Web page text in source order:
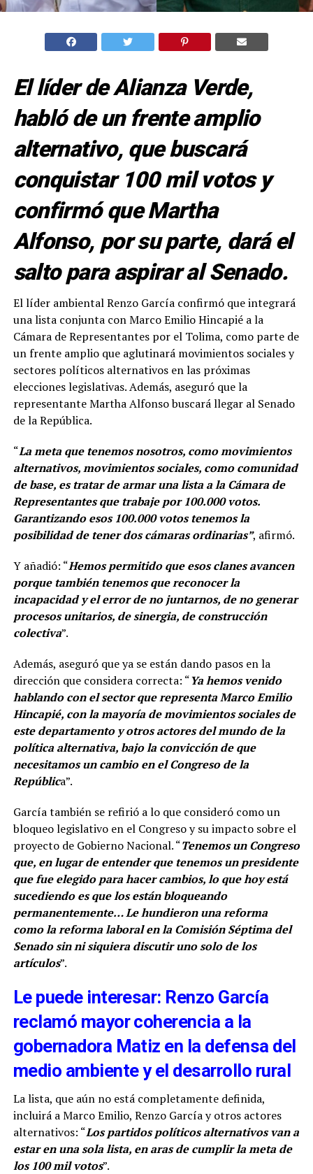
El líder de Alianza Verde,
habló de un frente amplio
alternativo, que buscará
conquistar 100 mil votos y
confirmó que Martha
Alfonso, por su parte, dará el
salto para aspirar al Senado.
El líder ambiental Renzo García confirmó que integrará
una lista conjunta con Marco Emilio Hincapié a la
Cámara de Representantes por el Tolima, como parte de
un frente amplio que aglutinará movimientos sociales y
sectores políticos alternativos en las próximas
elecciones legislativas. Además, aseguró que la
representante Martha Alfonso buscará llegar al Senado
de la República.
“La meta que tenemos nosotros, como movimientos
alternativos, movimientos sociales, como comunidad
de base, es tratar de armar una lista a la Cámara de
Representantes que trabaje por 100.000 votos.
Garantizando esos 100.000 votos tenemos la
posibilidad de tener dos cámaras ordinarias”, afirmó.
Y añadió: “Hemos permitido que esos clanes avancen
porque también tenemos que reconocer la
incapacidad y el error de no juntarnos, de no generar
procesos unitarios, de sinergia, de construcción
colectiva”.
Además, aseguró que ya se están dando pasos en la
dirección que considera correcta: “Ya hemos venido
hablando con el sector que representa Marco Emilio
Hincapié, con la mayoría de movimientos sociales de
este departamento y otros actores del mundo de la
política alternativa, bajo la convicción de que
necesitamos un cambio en el Congreso de la
República”.
García también se refirió a lo que consideró como un
bloqueo legislativo en el Congreso y su impacto sobre el
proyecto de Gobierno Nacional. “Tenemos un Congreso
que, en lugar de entender que tenemos un presidente
que fue elegido para hacer cambios, lo que hoy está
sucediendo es que los están bloqueando
permanentemente… Le hundieron una reforma
como la reforma laboral en la Comisión Séptima del
Senado sin ni siquiera discutir uno solo de los
artículos”.
Le puede interesar: Renzo García
reclamó mayor coherencia a la
gobernadora Matiz en la defensa del
medio ambiente y el desarrollo rural
La lista, que aún no está completamente definida,
incluirá a Marco Emilio, Renzo García y otros actores
alternativos: “Los partidos políticos alternativos van a
estar en una sola lista, en aras de cumplir la meta de
los 100 mil votos”.